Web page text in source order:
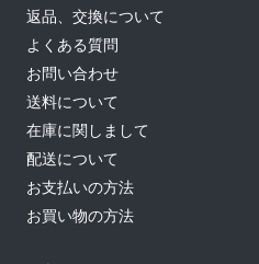
返品、交換について
よくある質問
お問い合わせ
送料について
在庫に関しまして
配送について
お支払いの方法
お買い物の方法